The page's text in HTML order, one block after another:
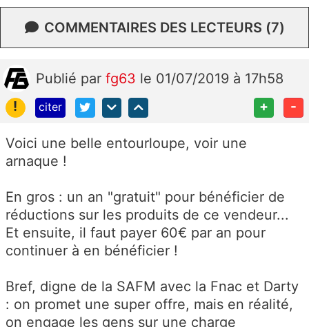
COMMENTAIRES DES LECTEURS (7)
Publié par fg63 le 01/07/2019 à 17h58
!
citer + -
Voici une belle entourloupe, voir une
arnaque !
En gros : un an "gratuit" pour bénéficier de
réductions sur les produits de ce vendeur...
Et ensuite, il faut payer 60€ par an pour
continuer à en bénéficier !
Bref, digne de la SAFM avec la Fnac et Darty
: on promet une super offre, mais en réalité,
on engage les gens sur une charge